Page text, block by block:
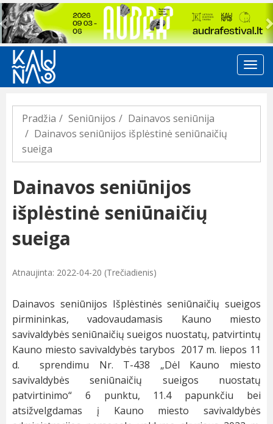
Previous
Pradžia Seniūnijos
Dainavos seniūnija
Dainavos seniūnijos išplėstinė seniūnaičių
sueiga
Dainavos seniūnijos
išplėstinė seniūnaičių
sueiga
Atnaujinta: 2022-04-20 (Trečiadienis)
Dainavos seniūnijos Išplėstinės seniūnaičių sueigos
pirmininkas, vadovaudamasis Kauno miesto
savivaldybės seniūnaičių sueigos nuostatų, patvirtintų
Kauno miesto savivaldybės tarybos 2017 m. liepos 11
d. sprendimu Nr. T-438 „Dėl Kauno miesto
savivaldybės seniūnaičių sueigos nuostatų
patvirtinimo“ 6 punktu, 11.4 papunkčiu bei
atsižvelgdamas į Kauno miesto savivaldybės